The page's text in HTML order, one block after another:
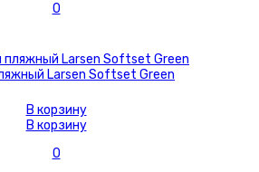
0
Larsen Softset Green
В корзину
В корзину
0